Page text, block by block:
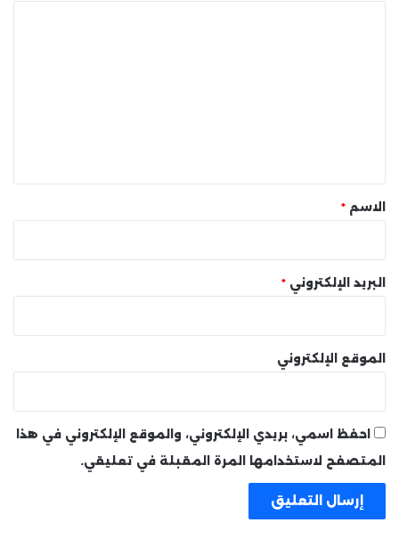
* الاسم *
البريد الإلكتروني *
الموقع الإلكتروني
احفظ اسمي، بريدي الإلكتروني، والموقع الإلكتروني في هذا
المتصفح لاستخدامها المرة المقبلة في تعليقي.